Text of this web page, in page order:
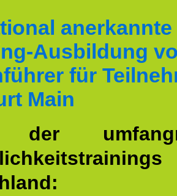
anerkannte
Ausbildung
für
Main
der